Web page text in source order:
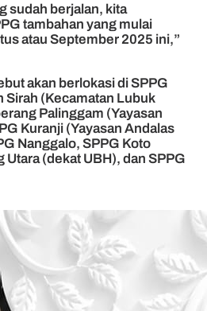
sudah berjalan, kita
tambahan yang mulai
atau September 2025 ini,”
akan berlokasi di SPPG
Sirah (Kecamatan Lubuk
Palinggam (Yayasan
Kuranji (Yayasan Andalas
Nanggalo, SPPG Koto
Utara (dekat UBH), dan SPPG